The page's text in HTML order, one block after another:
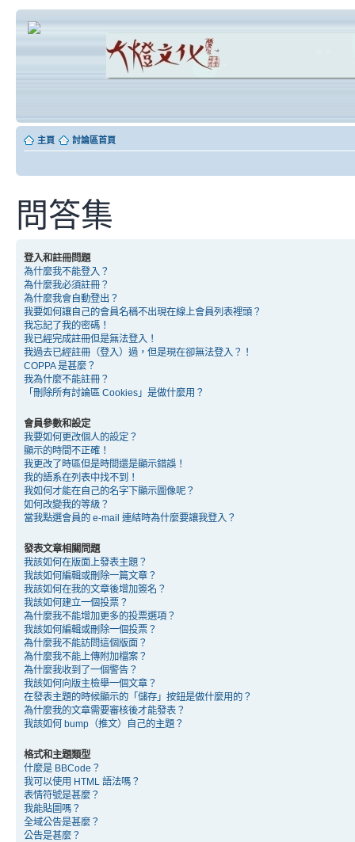
主頁 討論區首頁
問答集
登入和註冊問題
為什麼我不能登入？
為什麼我必須註冊？
為什麼我會自動登出？
我要如何讓自己的會員名稱不出現在線上會員列表裡頭？
我忘記了我的密碼！
我已經完成註冊但是無法登入！
我過去已經註冊（登入）過，但是現在卻無法登入？！
COPPA 是甚麼？
我為什麼不能註冊？
「刪除所有討論區 Cookies」是做什麼用？
會員參數和設定
我要如何更改個人的設定？
顯示的時間不正確！
我更改了時區但是時間還是顯示錯誤！
我的語系在列表中找不到！
我如何才能在自己的名字下顯示圖像呢？
如何改變我的等級？
當我點選會員的 e-mail 連結時為什麼要讓我登入？
發表文章相關問題
我該如何在版面上發表主題？
我該如何編輯或刪除一篇文章？
我該如何在我的文章後增加簽名？
我該如何建立一個投票？
為什麼我不能增加更多的投票選項？
我該如何編輯或刪除一個投票？
為什麼我不能訪問這個版面？
為什麼我不能上傳附加檔案？
為什麼我收到了一個警告？
我該如何向版主檢舉一個文章？
在發表主題的時候顯示的「儲存」按鈕是做什麼用的？
為什麼我的文章需要審核後才能發表？
我該如何 bump（推文）自己的主題？
格式和主題類型
什麼是 BBCode？
我可以使用 HTML 語法嗎？
表情符號是甚麼？
我能貼圖嗎？
全域公告是甚麼？
公告是甚麼？